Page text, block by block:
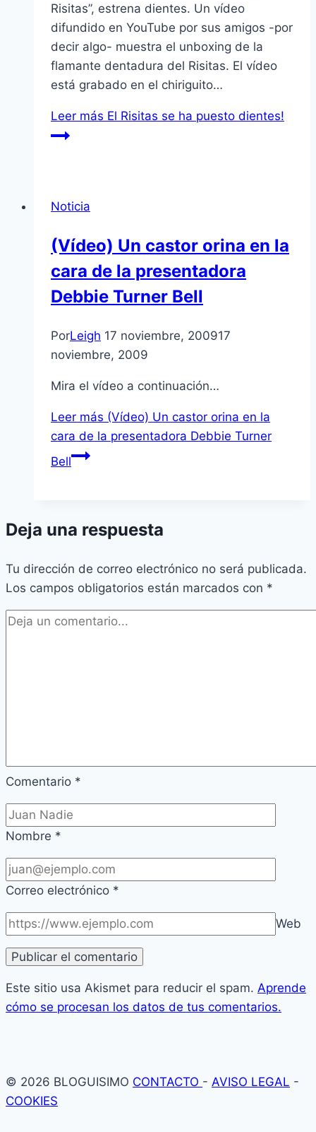
Risitas”, estrena dientes. Un vídeo
difundido en YouTube por sus amigos -por
decir algo- muestra el unboxing de la
flamante dentadura del Risitas. El vídeo
está grabado en el chiriguito…
Leer más El Risitas se ha puesto dientes!
Noticia
(Ví­deo) Un castor orina en la
cara de la presentadora
Debbie Turner Bell
PorLeigh 17 noviembre, 200917
noviembre, 2009
Mira el ví­deo a continuación…
Leer más (Ví­deo) Un castor orina en la
cara de la presentadora Debbie Turner
Bell
Deja una respuesta
Tu dirección de correo electrónico no será publicada.
Los campos obligatorios están marcados con *
Comentario *
Nombre *
Correo electrónico *
Web
Este sitio usa Akismet para reducir el spam. Aprende
cómo se procesan los datos de tus comentarios.
© 2026 BLOGUISIMO CONTACTO - AVISO LEGAL -
COOKIES